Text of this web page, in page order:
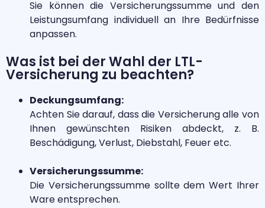
Sie können die Versicherungssumme und den
Leistungsumfang individuell an Ihre Bedürfnisse
anpassen.
Was ist bei der Wahl der LTL-
Versicherung zu beachten?​
Deckungsumfang:
Achten Sie darauf, dass die Versicherung alle von
Ihnen gewünschten Risiken abdeckt, z. B.
Beschädigung, Verlust, Diebstahl, Feuer etc.
Versicherungssumme:
Die Versicherungssumme sollte dem Wert Ihrer
Ware entsprechen.